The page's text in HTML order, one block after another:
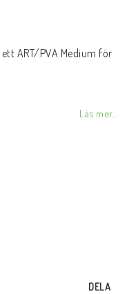
ART/PVA Medium för
Läs mer...
DELA